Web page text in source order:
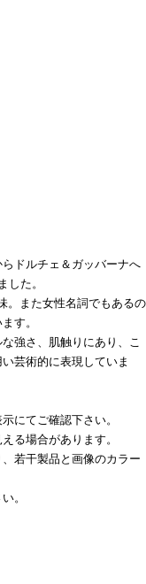
ドルチェ＆ガッバーナへ
した。
。また女性名詞でもあるの
す。
強さ、肌触りにあり、こ
芸術的に表現していま
にてご確認下さい。
る場合があります。
若干製品と画像のカラー
。